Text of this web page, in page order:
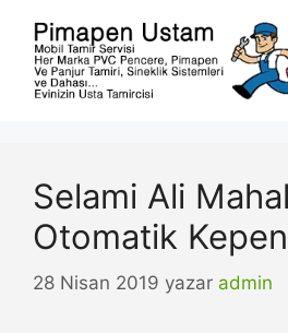
Selami Ali
Otomatik
28 Nisan 2019 yazar admin